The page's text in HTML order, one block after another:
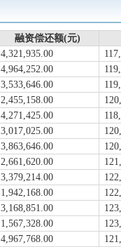
融资偿还额(元)
4,321,935.00
4,964,252.00
3,533,646.00
2,455,158.00
4,271,425.00
3,017,025.00
3,863,646.00
2,661,620.00
3,379,214.00
1,942,168.00
3,168,851.00
1,567,328.00
4,967,768.00